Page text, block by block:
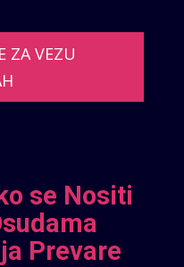
ZA VEZU
se Nositi
Prevare